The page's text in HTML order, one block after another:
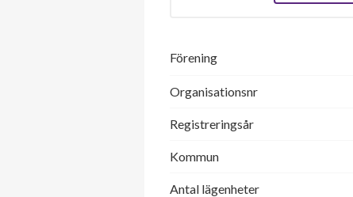
Förening
Organisationsnr
Registreringsår
Kommun
Antal lägenheter